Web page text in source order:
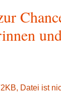
Datei ist